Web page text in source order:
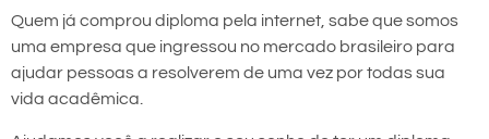
Quem já comprou diploma pela internet, sabe que somos
uma empresa que ingressou no mercado brasileiro para
ajudar pessoas a resolverem de uma vez por todas sua
vida acadêmica.